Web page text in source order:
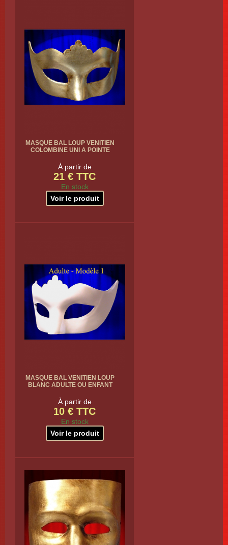
MASQUE BAL LOUP VENITIEN
COLOMBINE UNI A POINTE
À partir de
21 € TTC
En stock
Voir le produit
MASQUE BAL VENITIEN LOUP
BLANC ADULTE OU ENFANT
À partir de
10 € TTC
En stock
Voir le produit